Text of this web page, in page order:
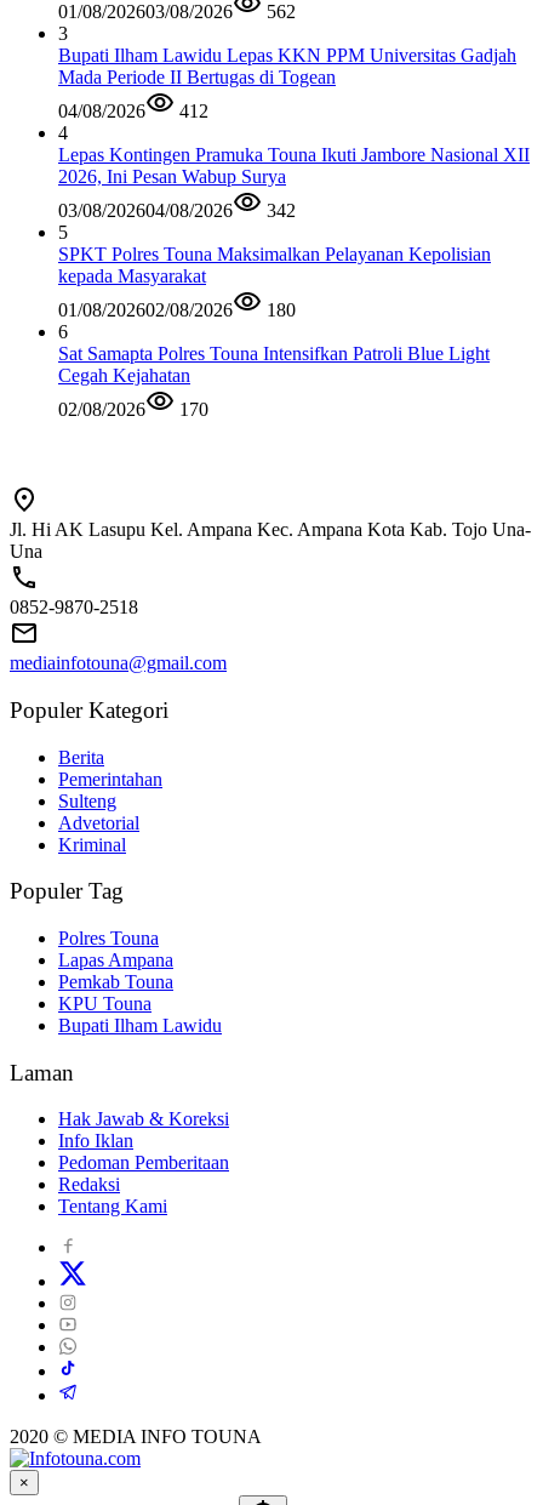
01/08/202603/08/2026
562
3
Bupati Ilham Lawidu Lepas KKN PPM Universitas Gadjah
Mada Periode II Bertugas di Togean
04/08/2026
412
4
Lepas Kontingen Pramuka Touna Ikuti Jambore Nasional XII
2026, Ini Pesan Wabup Surya
03/08/202604/08/2026
342
5
SPKT Polres Touna Maksimalkan Pelayanan Kepolisian
kepada Masyarakat
01/08/202602/08/2026
180
6
Sat Samapta Polres Touna Intensifkan Patroli Blue Light
Cegah Kejahatan
02/08/2026
170
Jl. Hi AK Lasupu Kel. Ampana Kec. Ampana Kota Kab. Tojo Una-
Una
0852-9870-2518
mediainfotouna@gmail.com
Populer Kategori
Berita
Pemerintahan
Sulteng
Advetorial
Kriminal
Populer Tag
Polres Touna
Lapas Ampana
Pemkab Touna
KPU Touna
Bupati Ilham Lawidu
Laman
Hak Jawab & Koreksi
Info Iklan
Pedoman Pemberitaan
Redaksi
Tentang Kami
2020 © MEDIA INFO TOUNA
×